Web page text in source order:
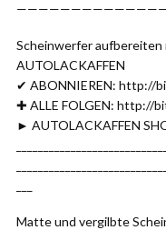
Scheinwerfer
AUTOLACKAFFEN
✔ ABONNIEREN: http://
✚ ALLE FOLGEN: http://
► AUTOLACKAFFEN
Matte und vergilbte